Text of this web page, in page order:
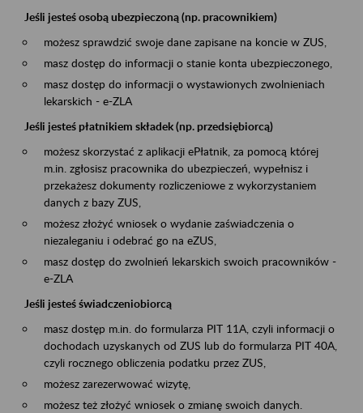
Jeśli jesteś osobą ubezpieczoną (np. pracownikiem)
możesz sprawdzić swoje dane zapisane na koncie w ZUS,
masz dostęp do informacji o stanie konta ubezpieczonego,
masz dostęp do informacji o wystawionych zwolnieniach
lekarskich - e-ZLA
Jeśli jesteś płatnikiem składek (np. przedsiębiorcą)
możesz skorzystać z aplikacji ePłatnik, za pomocą której
m.in. zgłosisz pracownika do ubezpieczeń, wypełnisz i
przekażesz dokumenty rozliczeniowe z wykorzystaniem
danych z bazy ZUS,
możesz złożyć wniosek o wydanie zaświadczenia o
niezaleganiu i odebrać go na eZUS,
masz dostęp do zwolnień lekarskich swoich pracowników -
e-ZLA
Jeśli jesteś świadczeniobiorcą
masz dostęp m.in. do formularza PIT 11A, czyli informacji o
dochodach uzyskanych od ZUS lub do formularza PIT 40A,
czyli rocznego obliczenia podatku przez ZUS,
możesz zarezerwować wizytę,
możesz też złożyć wniosek o zmianę swoich danych.